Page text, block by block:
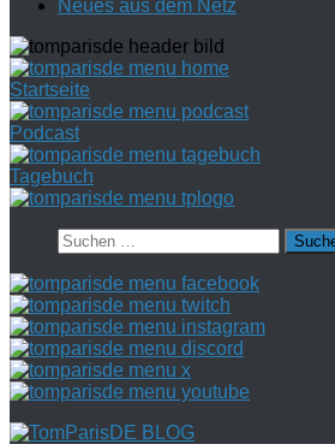
Neues aus dem Netz
Startseite
Podcast
Tagebuch
Suchen
nach: